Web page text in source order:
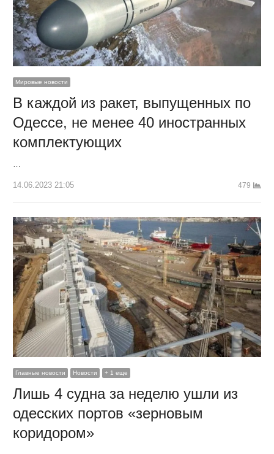
Мировые новости
В каждой из ракет, выпущенных по
Одессе, не менее 40 иностранных
комплектующих
14.06.2023 21:05 479
Главные новости Новости + 1 еще
Лишь 4 судна за неделю ушли из
одесских портов «зерновым
коридором»